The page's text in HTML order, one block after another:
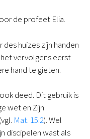
de profeet Elia.
huizes zijn handen
vervolgens eerst
hand te gieten.
deed. Dit gebruik is
wet en Zijn
Mat. 15:2). Wel
discipelen wast als